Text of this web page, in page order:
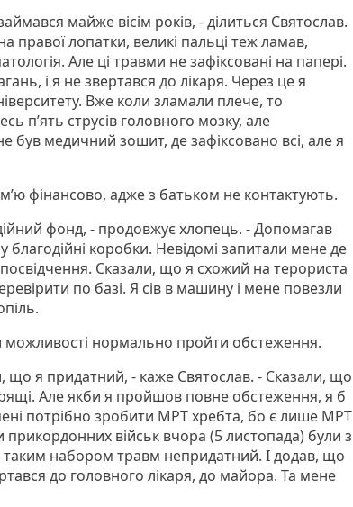
майже вісім років, - ділиться Святослав.
правої лопатки, великі пальці теж ламав,
Але ці травми не зафіксовані на папері.
і я не звертався до лікаря. Через це я
Вже коли зламали плече, то
п’ять струсів головного мозку, але
був медичний зошит, де зафіксовано всі, але я
фінансово, адже з батьком не контактують.
фонд, - продовжує хлопець. - Допомагав
благодійні коробки. Невідомі запитали мене де
Сказали, що я схожий на терориста
по базі. Я сів в машину і мене повезли
можливості нормально пройти обстеження.
що я придатний, - каже Святослав. - Сказали, що
Але якби я пройшов повне обстеження, я б
потрібно зробити МРТ хребта, бо є лише МРТ
прикордонних військ вчора (5 листопада) були з
таким набором травм непридатний. І додав, що
до головного лікаря, до майора. Та мене